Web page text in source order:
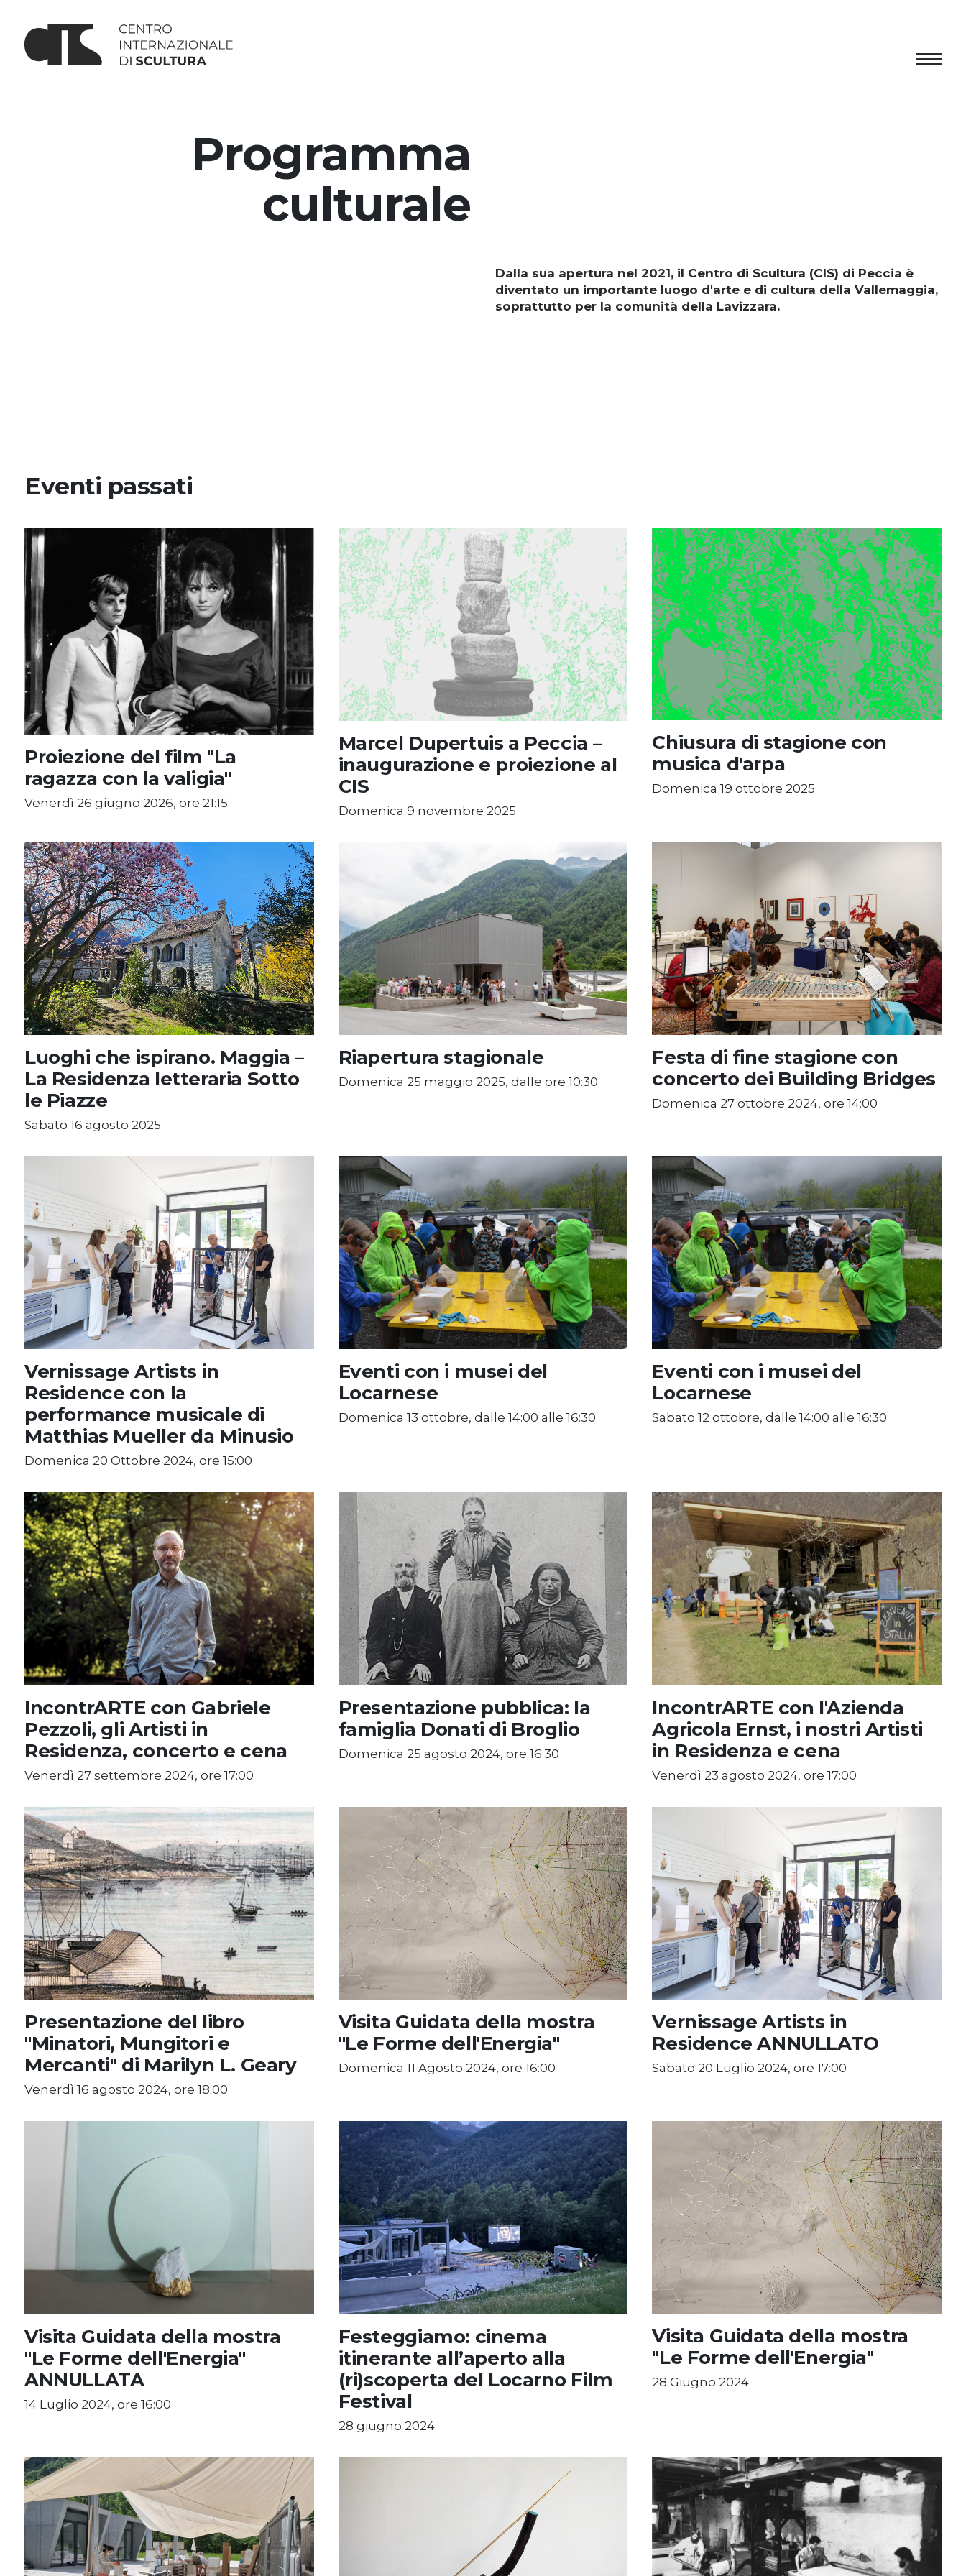
Fondazione
Affitto spazi
Programma
culturale
Dalla sua apertura nel 2021, il Centro di Scultura (CIS) di Peccia è
diventato un importante luogo d'arte e di cultura della Vallemaggia,
soprattutto per la comunità della Lavizzara.
Eventi passati
Proiezione del film "La
ragazza con la valigia"
Venerdì 26 giugno 2026, ore 21:15
Marcel Dupertuis a Peccia –
inaugurazione e proiezione al
CIS
Domenica 9 novembre 2025
Chiusura di stagione con
musica d'arpa
Domenica 19 ottobre 2025
Luoghi che ispirano. Maggia –
La Residenza letteraria Sotto
le Piazze
Sabato 16 agosto 2025
Riapertura stagionale
Domenica 25 maggio 2025, dalle ore 10:30
Festa di fine stagione con
concerto dei Building Bridges
Domenica 27 ottobre 2024, ore 14:00
Vernissage Artists in
Residence con la
performance musicale di
Matthias Mueller da Minusio
Domenica 20 Ottobre 2024, ore 15:00
Eventi con i musei del
Locarnese
Domenica 13 ottobre, dalle 14:00 alle 16:30
Eventi con i musei del
Locarnese
Sabato 12 ottobre, dalle 14:00 alle 16:30
IncontrARTE con Gabriele
Pezzoli, gli Artisti in
Residenza, concerto e cena
Venerdì 27 settembre 2024, ore 17:00
Presentazione pubblica: la
famiglia Donati di Broglio
Domenica 25 agosto 2024, ore 16.30
IncontrARTE con l'Azienda
Agricola Ernst, i nostri Artisti
in Residenza e cena
Venerdì 23 agosto 2024, ore 17:00
Presentazione del libro
"Minatori, Mungitori e
Mercanti" di Marilyn L. Geary
Venerdì 16 agosto 2024, ore 18:00
Visita Guidata della mostra
"Le Forme dell'Energia"
Domenica 11 Agosto 2024, ore 16:00
Vernissage Artists in
Residence ANNULLATO
Sabato 20 Luglio 2024, ore 17:00
Visita Guidata della mostra
"Le Forme dell'Energia"
ANNULLATA
14 Luglio 2024, ore 16:00
Festeggiamo: cinema
itinerante all’aperto alla
(ri)scoperta del Locarno Film
Festival
28 giugno 2024
Visita Guidata della mostra
"Le Forme dell'Energia"
28 Giugno 2024